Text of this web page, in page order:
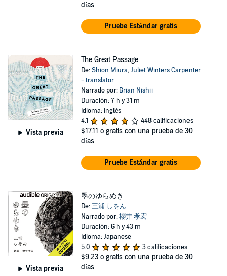
días
Pruebe Estándar gratis
Vista previa
The Great Passage
De:Shion Miura,Juliet Winters Carpenter
- translator
Narrado por: Brian Nishii
Duración: 7 h y 31 m
Idioma: Inglés
4.1
448 calificaciones
$17.11 o gratis con una prueba de 30
días
Pruebe Estándar gratis
Vista previa
墨のゆらめき
De:三浦 しをん
Narrado por:櫻井 孝宏
Duración: 6 h y 43 m
Idioma: Japanese
5.0
3 calificaciones
$9.23 o gratis con una prueba de 30
días